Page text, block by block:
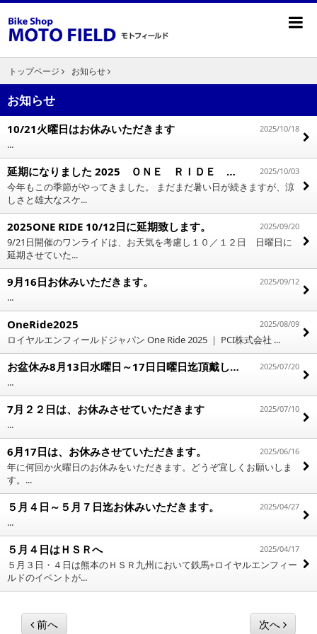
トップページ お知らせ
お知らせ
10/21火曜日はお休みいただきます
...
2025/10/18
延期になりました 2025 ＯＮＥ ＲＩＤＥ のご案内
今年もこの季節がやってきました。 まだまだ暑い日が続きますが、涼
しさと雄大なスケ...
2025/10/03
2025ONE RIDE 10/12日に延期致します。
9/21日開催のワンライドは、お天気を考慮し１０／１２日 日曜日に
延期させていた...
2025/09/20
9月16日お休みいただきます。
...
2025/09/12
OneRide2025
ロイヤルエンフィールドジャパン One Ride 2025 ｜ PCI株式会社 ...
2025/08/09
お盆休み8月13日水曜日～17日日曜日迄頂戴します
...
2025/07/20
7月２２日は、お休みさせていただきます
...
2025/07/10
6月17日は、お休みさせていただきます。
年に何回か火曜日のお休みをいただきます。どうぞ宜しくお願いしま
す。...
2025/06/16
５月４日～５月７日迄お休みいただきます。
...
2025/04/27
５月４日はＨＳＲへ
５月３日・４日は熊本のＨＳＲ九州において鉄馬+ロイヤルエンフィー
ルドのイベントが...
2025/04/17
前へ 次へ